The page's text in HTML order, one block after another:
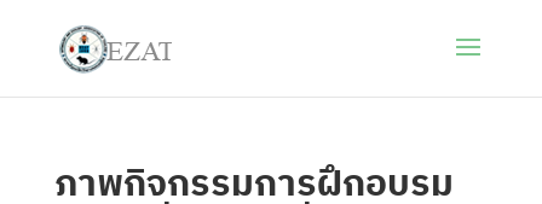
ภาพกิจกรรมการฝึกอบรม